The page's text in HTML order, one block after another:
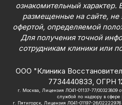
ознакомительный
размещенные на сайте, не
офертой, определяемой
Для получения точной
сотрудникам клиники или
ООО "Клиника
7734440833, ОГРН
г. Москва, Лицензия ЛО41-01137-77/00323809
службой по надзору в сфере
г. Пятигорск, Лицензия Л041-01197-26/